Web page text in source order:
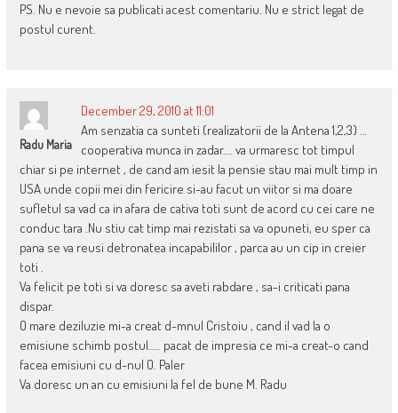
PS. Nu e nevoie sa publicati acest comentariu. Nu e strict legat de
postul curent.
Radu Maria
December 29, 2010 at 11:01
Am senzatia ca sunteti (realizatorii de la Antena 1,2,3) …
cooperativa munca in zadar…. va urmaresc tot timpul
chiar si pe internet , de cand am iesit la pensie stau mai mult timp in
USA unde copii mei din fericire si-au facut un viitor si ma doare
sufletul sa vad ca in afara de cativa toti sunt de acord cu cei care ne
conduc tara .Nu stiu cat timp mai rezistati sa va opuneti, eu sper ca
pana se va reusi detronatea incapabililor , parca au un cip in creier
toti .
Va felicit pe toti si va doresc sa aveti rabdare , sa-i criticati pana
dispar.
O mare deziluzie mi-a creat d-mnul Cristoiu , cand il vad la o
emisiune schimb postul….. pacat de impresia ce mi-a creat-o cand
facea emisiuni cu d-nul O. Paler
Va doresc un an cu emisiuni la fel de bune M. Radu